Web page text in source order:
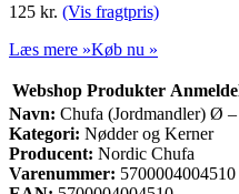
125 kr. (Vis fragtpris)
Læs mere »Køb nu »
Webshop Produkter
Navn: Chufa (Jordmandler) Ø
Kategori: Nødder og Kerner
Producent: Nordic Chufa
Varenummer: 5700004004510